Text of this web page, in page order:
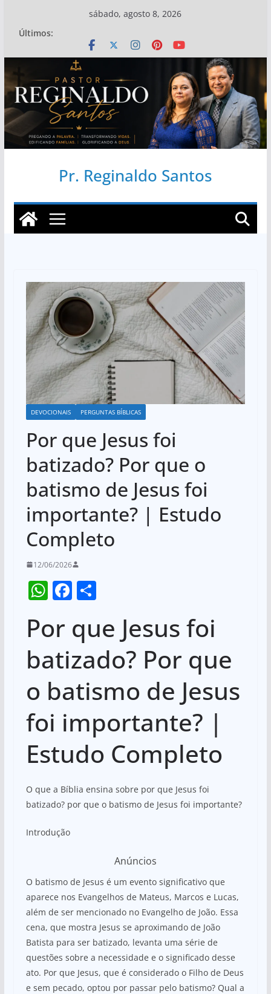
conteúdo
sábado, agosto 8, 2026
Últimos:
Pr. Reginaldo Santos
DEVOCIONAIS PERGUNTAS BÍBLICAS
Por que Jesus foi
batizado? Por que o
batismo de Jesus foi
importante? | Estudo
Completo
12/06/2026
W
at
A
p
p
F
c
e
b
o
o
k
S
ar
e
Por que Jesus foi
batizado? Por que
o batismo de Jesus
foi importante? |
Estudo Completo
O que a Bíblia ensina sobre por que Jesus foi
batizado? por que o batismo de Jesus foi importante?
Introdução
Anúncios
O batismo de Jesus é um evento significativo que
aparece nos Evangelhos de Mateus, Marcos e Lucas,
além de ser mencionado no Evangelho de João. Essa
cena, que mostra Jesus se aproximando de João
Batista para ser batizado, levanta uma série de
questões sobre a necessidade e o significado desse
ato. Por que Jesus, que é considerado o Filho de Deus
e sem pecado, optou por passar pelo batismo? Qual a